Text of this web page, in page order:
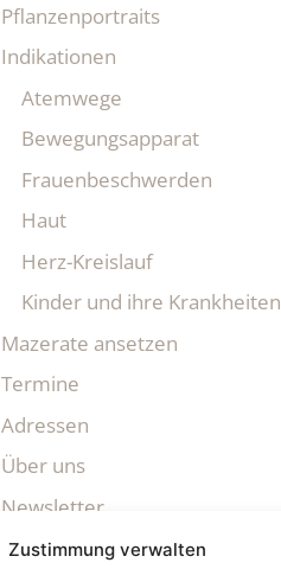
Zustimmung verwalten
Pflanzenportraits
Indikationen
Atemwege
Bewegungsapparat
Frauenbeschwerden
Haut
Herz-Kreislauf
Kinder und ihre Krankheiten
Mazerate ansetzen
Termine
Adressen
Über uns
Newsletter